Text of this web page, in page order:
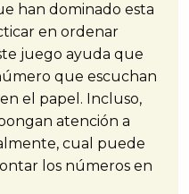
han dominado esta
en ordenar
juego ayuda que
que escuchan
el papel. Incluso,
atención a
cual puede
los números en